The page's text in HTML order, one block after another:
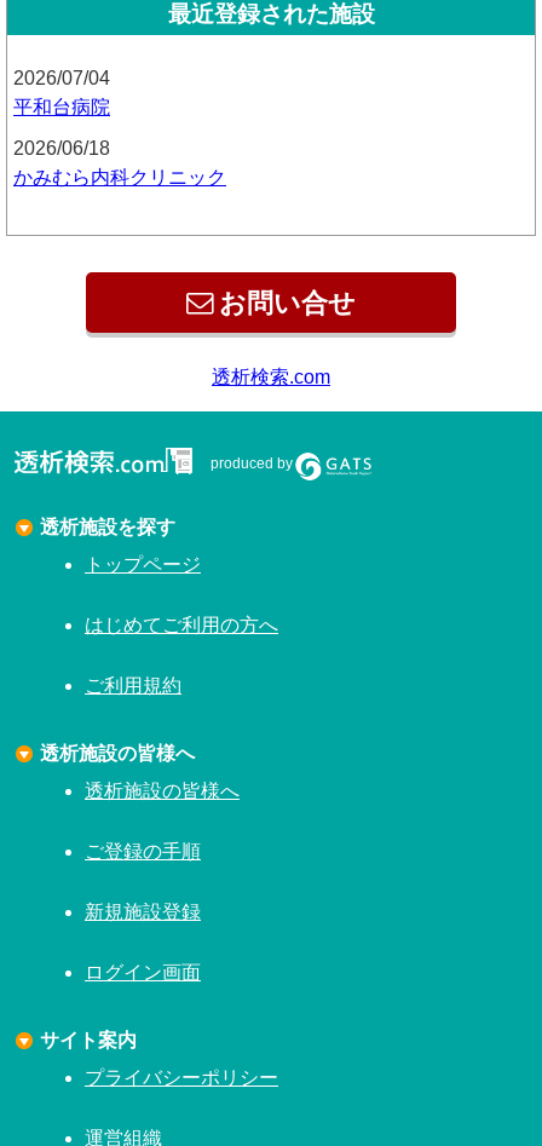
最近登録された施設
2026/07/04
平和台病院
2026/06/18
かみむら内科クリニック
お問い合せ
produced by
透析施設を探す
トップページ
はじめてご利用の方へ
ご利用規約
透析施設の皆様へ
透析施設の皆様へ
ご登録の手順
新規施設登録
ログイン画面
サイト案内
プライバシーポリシー
運営組織